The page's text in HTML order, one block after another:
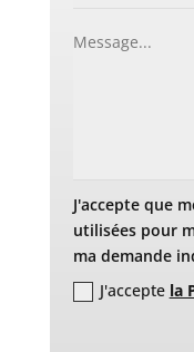
J'accepte que
utilisées pour
ma demande
J'accepte la